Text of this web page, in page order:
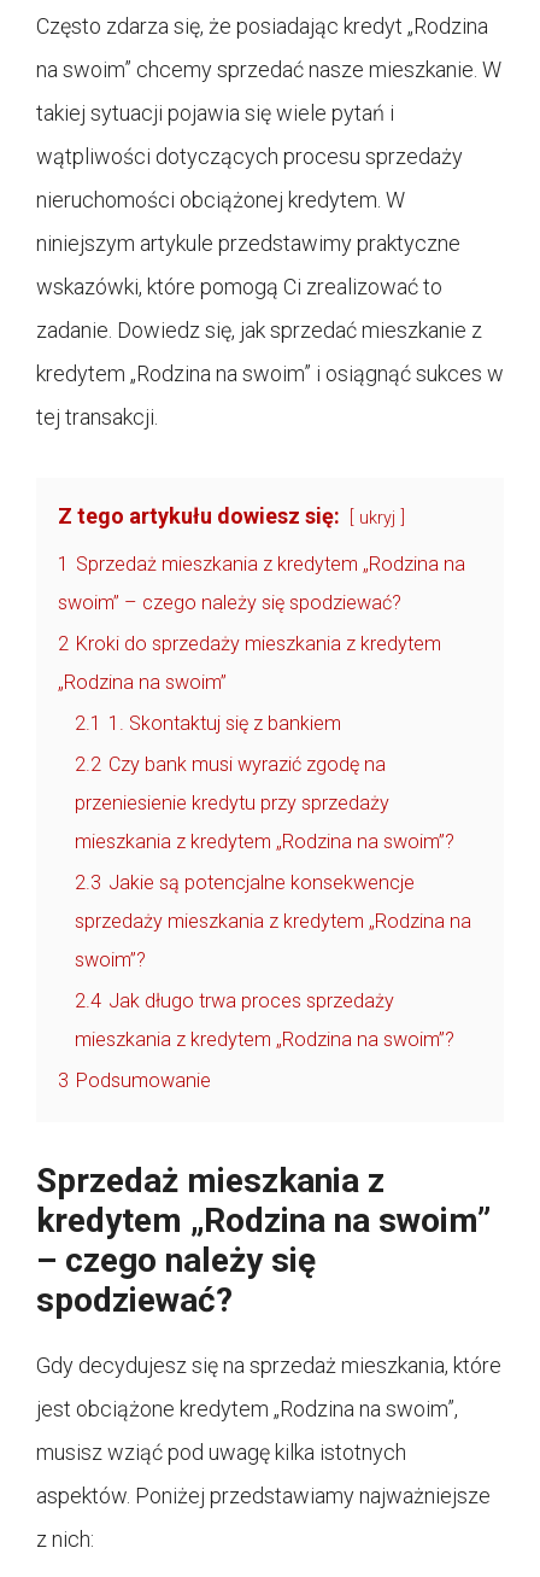
Często zdarza się, że posiadając kredyt „Rodzina
na swoim” chcemy sprzedać nasze mieszkanie. W
takiej sytuacji pojawia się wiele pytań i
wątpliwości dotyczących procesu sprzedaży
nieruchomości obciążonej kredytem. W
niniejszym artykule przedstawimy praktyczne
wskazówki, które pomogą Ci zrealizować to
zadanie. Dowiedz się, jak sprzedać mieszkanie z
kredytem „Rodzina na swoim” i osiągnąć sukces w
tej transakcji.
Z tego artykułu dowiesz się: ukryj
1 Sprzedaż mieszkania z kredytem „Rodzina na
swoim” – czego należy się spodziewać?
2 Kroki do sprzedaży mieszkania z kredytem
„Rodzina na swoim”
2.1 1. Skontaktuj się z bankiem
2.2 Czy bank musi wyrazić zgodę na
przeniesienie kredytu przy sprzedaży
mieszkania z kredytem „Rodzina na swoim”?
2.3 Jakie są potencjalne konsekwencje
sprzedaży mieszkania z kredytem „Rodzina na
swoim”?
2.4 Jak długo trwa proces sprzedaży
mieszkania z kredytem „Rodzina na swoim”?
3 Podsumowanie
Sprzedaż mieszkania z
kredytem „Rodzina na swoim”
– czego należy się
spodziewać?
Gdy decydujesz się na sprzedaż mieszkania, które
jest obciążone kredytem „Rodzina na swoim”,
musisz wziąć pod uwagę kilka istotnych
aspektów. Poniżej przedstawiamy najważniejsze
z nich: